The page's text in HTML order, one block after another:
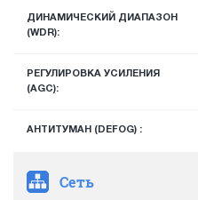
ДИНАМИЧЕСКИЙ ДИАПАЗОН
(WDR):
РЕГУЛИРОВКА УСИЛЕНИЯ
(AGC):
АНТИТУМАН (DEFOG) :
Сеть